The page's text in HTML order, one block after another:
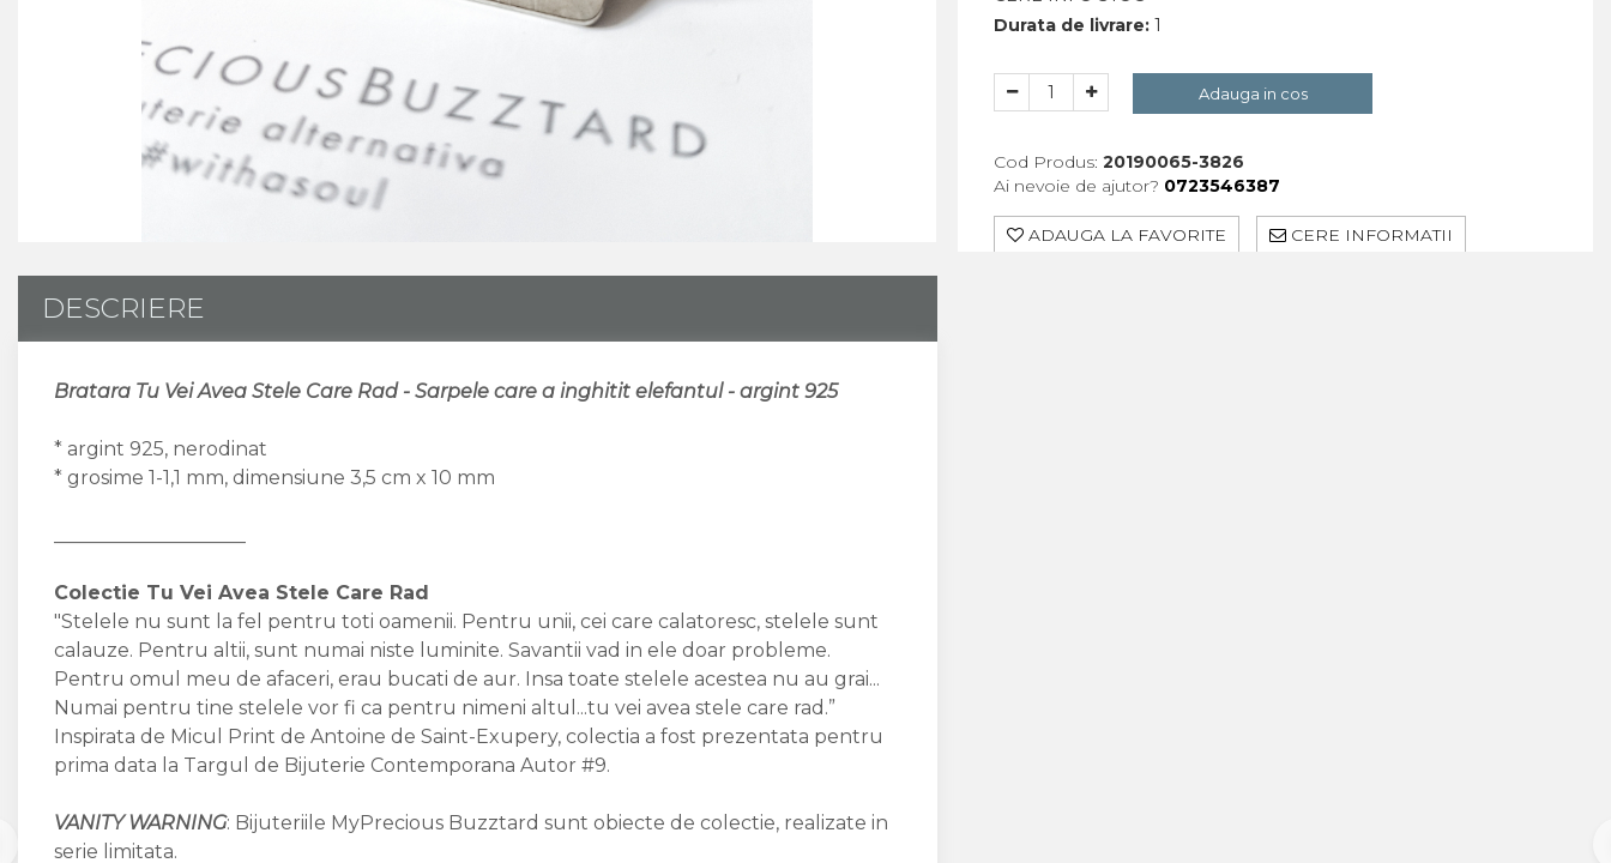
Animal Instinct
AN-TAN-TICHITAN
Durata de livrare: 1
Adauga in cos
Cod Produs: 20190065-3826
Ai nevoie de ajutor? 0723546387
ADAUGA LA FAVORITE CERE INFORMATII
DESCRIERE
Bratara Tu Vei Avea Stele Care Rad - Sarpele care a inghitit elefantul - argint 925
* argint 925, nerodinat
* grosime 1-1,1 mm, dimensiune 3,5 cm x 10 mm
Colectie Tu Vei Avea Stele Care Rad
"Stelele nu sunt la fel pentru toti oamenii. Pentru unii, cei care calatoresc, stelele sunt
calauze. Pentru altii, sunt numai niste luminite. Savantii vad in ele doar probleme.
Pentru omul meu de afaceri, erau bucati de aur. Insa toate stelele acestea nu au grai...
Numai pentru tine stelele vor fi ca pentru nimeni altul...tu vei avea stele care rad.”
Inspirata de Micul Print de Antoine de Saint-Exupery, colectia a fost prezentata pentru
prima data la Targul de Bijuterie Contemporana Autor #9.
VANITY WARNING: Bijuteriile MyPrecious Buzztard sunt obiecte de colectie, realizate in
serie limitata.